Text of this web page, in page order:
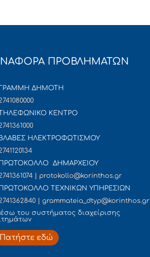
ΠΡΟΒΛΗΜΑΤΩΝ
ΔΗΜΟΤΗ
ΚΕΝΤΡΟ
ΒΛΑΒΕΣ ΗΛΕΚΤΡΟΦΩΤΙΣΜΟΥ
ΠΡΩΤΟΚΟΛΛΟ ΔΗΜΑΡΧΕΙΟΥ
| protokollo@korinthos.gr
ΠΡΩΤΟΚΟΛΛΟ ΤΕΧΝΙΚΩΝ ΥΠΗΡΕΣΙΩΝ
| grammateia_dtyp@korinthos.gr
του συστήματος διαχείρισης
Πατήστε εδώ